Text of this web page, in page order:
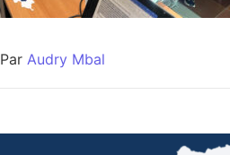
Par Audry Mbal